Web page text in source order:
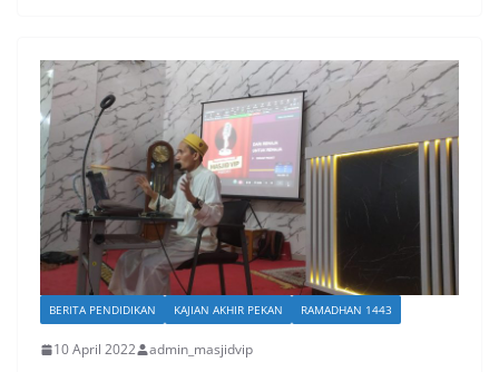
BERITA PENDIDIKAN KAJIAN AKHIR PEKAN RAMADHAN 1443
10 April 2022 admin_masjidvip